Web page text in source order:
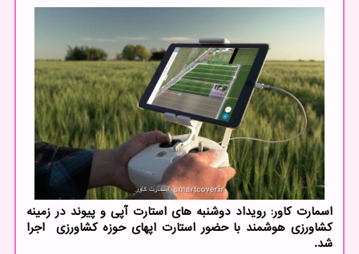
اسمارت کاور: رویداد دوشنبه های استارت آپی و پیوند در زمینه
کشاورزی هوشمند با حضور استارت اپهای حوزه کشاورزی اجرا
شد.